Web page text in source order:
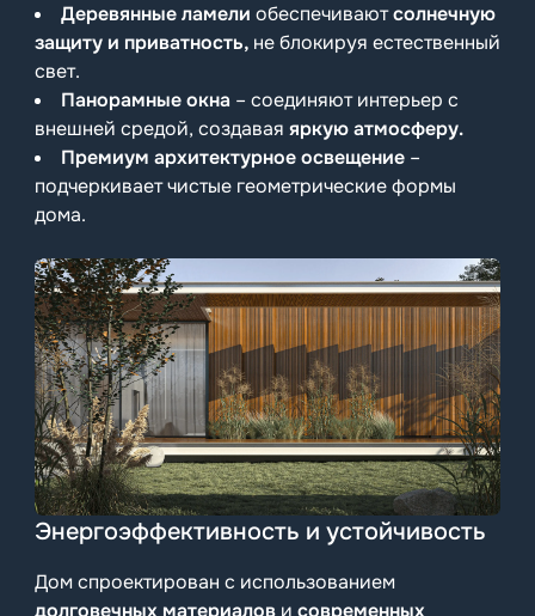
Деревянные ламели обеспечиваютсолнечную
защиту и приватность, не блокируя естественный
свет.
Панорамные окна – соединяют интерьер с
внешней средой, создавая яркую атмосферу.
Премиум архитектурное освещение –
подчеркивает чистые геометрические формы
дома.
Энергоэффективность и устойчивость
Дом спроектирован с использованием
долговечных материалови современных